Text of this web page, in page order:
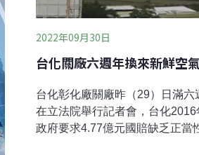
2022年09月30日
台化關廠六週年換來新鮮空
台化彰化廠關廠昨（29）日滿
在立法院舉行記者會，台化
政府要求4.77億元國賠缺乏正當